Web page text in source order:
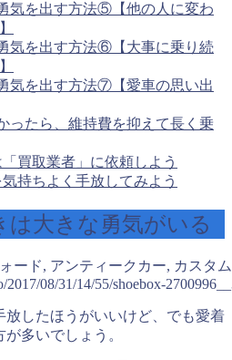
気を出す方法⑤【他の人に変わ
気を出す方法⑥【大事に乗り続
気を出す方法⑦【愛車の思い出
ったら、維持費を抑えて長く乗
買取業者」に依頼しよう
持ちよく手放してみよう
は大きな勇気がいる
2017/08/31/14/55/shoebox-
放したほうがいいけど、でも愛着
多いでしょう。